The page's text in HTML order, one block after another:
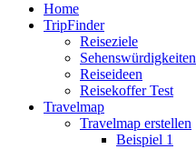
Home
TripFinder
Reiseziele
Sehenswürdigkeiten
Reiseideen
Reisekoffer Test
Travelmap
Travelmap erstellen
Beispiel 1